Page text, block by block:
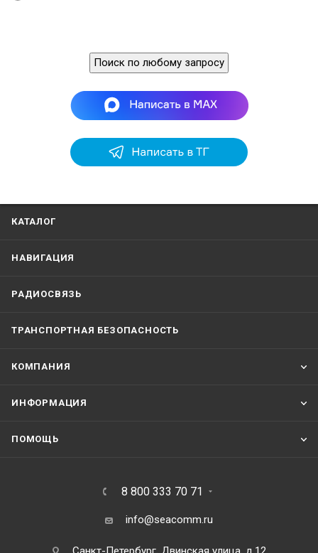
Поиск по любому запросу
КАТАЛОГ
НАВИГАЦИЯ
РАДИОСВЯЗЬ
ТРАНСПОРТНАЯ БЕЗОПАСНОСТЬ
КОМПАНИЯ
ИНФОРМАЦИЯ
ПОМОЩЬ
8 800 333 70 71
info@seacomm.ru